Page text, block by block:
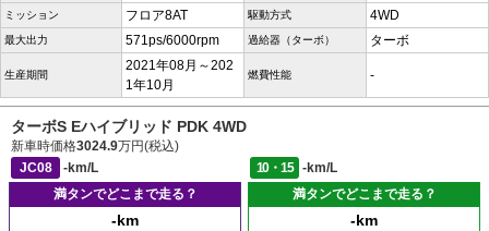
ミッション フロア8AT 駆動方式 4WD
最大出力 571ps/6000rpm 過給器（ターボ） ターボ
生産期間
2021年08月～202
1年10月
燃費性能 -
ターボS Eハイブリッド PDK 4WD
新車時価格3024.9万円(税込)
JC08
-km/L 10・15
-km/L
満タンでどこまで走る？
-km
満タンでどこまで走る？
-km